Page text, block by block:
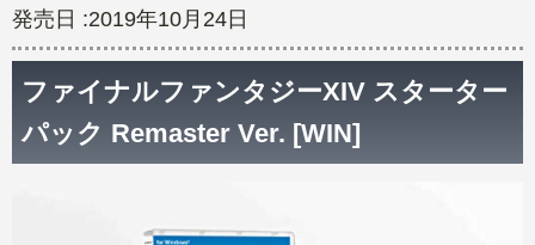
発売日 :2019年10月24日
ファイナルファンタジーXIV スターター
パック Remaster Ver. [WIN]